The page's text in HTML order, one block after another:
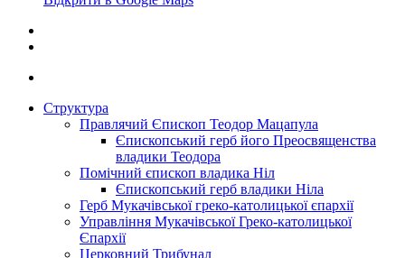
Структура
Правлячий Єпископ Теодор Мацапула
Єпископський герб його Преосвященства
владики Теодора
Помічний єпископ владика Ніл
Єпископський герб владики Ніла
Герб Мукачівської греко-католицької єпархії
Управління Мукачівської Греко-католицької
Єпархії
Церковний Трибунал